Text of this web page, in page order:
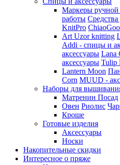
Маркеры ручной
работы Средства
KnitPro ChiaoGoo
Art Uzor knitting
Addi - спицы и
аксессуары Lana
аксессуары Tulip
Lantern Moon
Corn MUUD -
Наборы для
Матренин Посад
Овен Риолис
Кроше
Готовые изделия
Аксессуары
Носки
Накопительные скидки
Интересное о пряже